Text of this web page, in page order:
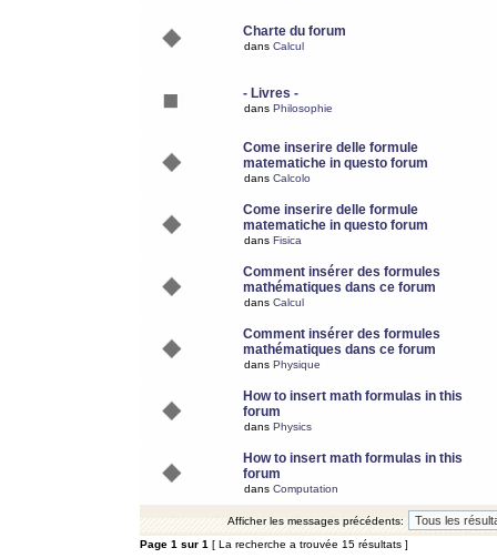
Charte du forum
dans Calcul
- Livres -
dans Philosophie
Come inserire delle formule
matematiche in questo forum
dans Calcolo
Come inserire delle formule
matematiche in questo forum
dans Fisica
Comment insérer des formules
mathématiques dans ce forum
dans Calcul
Comment insérer des formules
mathématiques dans ce forum
dans Physique
How to insert math formulas in this
forum
dans Physics
How to insert math formulas in this
forum
dans Computation
Afficher les messages précédents:
Page 1 sur 1 [ La recherche a trouvée 15 résultats ]